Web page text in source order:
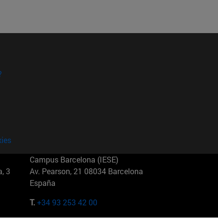
3
Campus Barcelona (IESE)
Av. Pearson, 21 08034 Barcelona
España
T.+34 93 253 42 00